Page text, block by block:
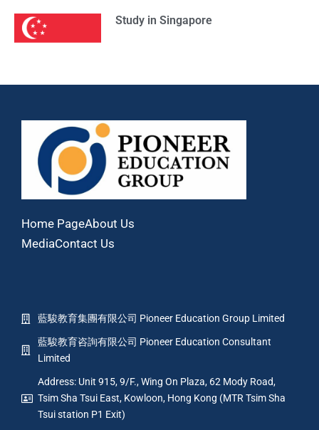
Study in Singapore
Home PageAbout Us
MediaContact Us
藍駿教育集團有限公司 Pioneer Education Group Limited
藍駿教育咨詢有限公司 Pioneer Education Consultant
Limited
Address: Unit 915, 9/F., Wing On Plaza, 62 Mody Road,
Tsim Sha Tsui East, Kowloon, Hong Kong (MTR Tsim Sha
Tsui station P1 Exit)